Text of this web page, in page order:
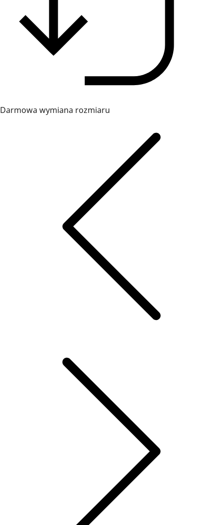
Darmowa wymiana rozmiaru